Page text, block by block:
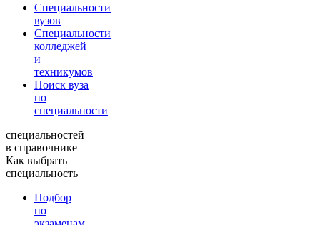
Специальности
вузов
Специальности
колледжей
и
техникумов
Поиск вуза
по
специальности
специальностей
в справочнике
Как выбрать
специальность
Подбор
по